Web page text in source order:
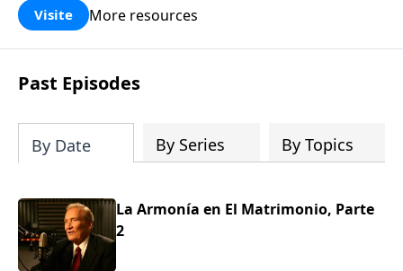
COMPARTIR de EL AMOR QUE VALE
para usarse tanto en su crecimiento
personal como, aún más importante, en
su comisión de «Por tanto, vayan y
Visite More resources
Past Episodes
By Date By Series By Topics
La Armonía en El Matrimonio, Parte
2